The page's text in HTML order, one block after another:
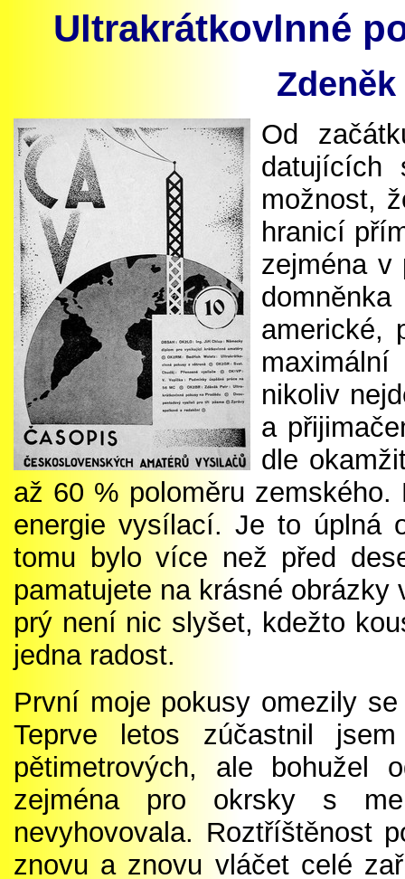
Ultrakrátkovlnné
Od
možnost,
hranicí
zejména v
americké,
nikoliv
a
dle
až 60 % poloměru
energie vysílací. Je to úplná
tomu bylo více než před
pamatujete na krásné
prý není nic slyšet, kdežto
jedna radost.
První moje pokusy omezily
Teprve letos zúčastnil
pětimetrových, ale bohužel
zejména pro okrsky s
nevyhovovala. Roztříštěnost
znovu a znovu vláčet celé